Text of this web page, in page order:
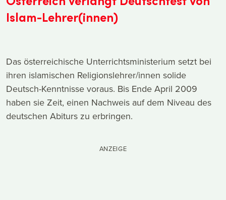
Islam-Lehrer(innen)
Das österreichische Unterrichtsministerium setzt bei
ihren islamischen Religionslehrer/innen solide
Deutsch-Kenntnisse voraus. Bis Ende April 2009
haben sie Zeit, einen Nachweis auf dem Niveau des
deutschen Abiturs zu erbringen.
ANZEIGE